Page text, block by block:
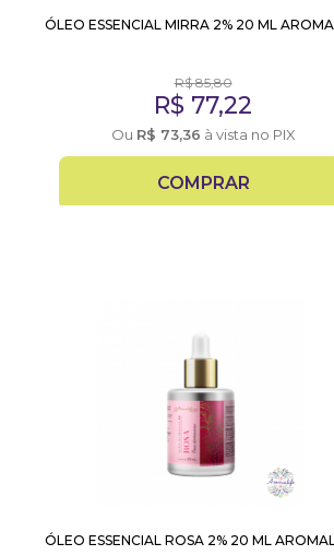
ÓLEO ESSENCIAL MIRRA 2% 20 ML
R$85,80
R$ 77,22
Ou R$ 73,36 à vista no PIX
COMPRAR
ÓLEO ESSENCIAL ROSA 2% 20 ML